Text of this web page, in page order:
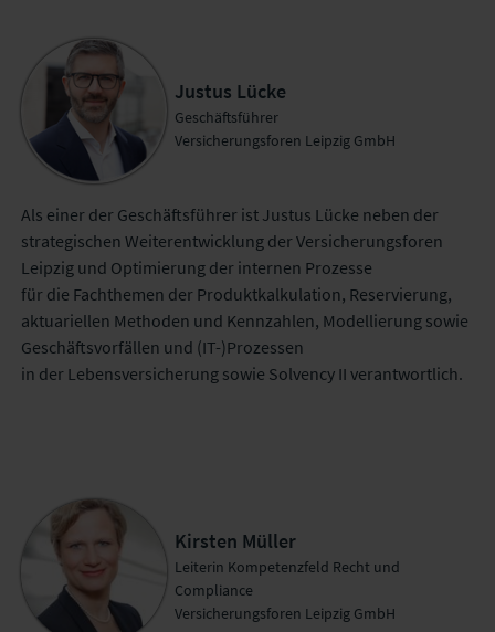
Justus Lücke
Geschäftsführer
Versicherungsforen Leipzig GmbH
Als einer der Geschäftsführer ist Justus Lücke neben der
strategischen Weiterentwicklung der Versicherungsforen
Leipzig und Optimierung der internen Prozesse
für die Fachthemen der Produktkalkulation, Reservierung,
aktuariellen Methoden und Kennzahlen, Modellierung sowie
Geschäftsvorfällen und (IT-)Prozessen
in der Lebensversicherung sowie Solvency II verantwortlich.
Kirsten Müller
Leiterin Kompetenzfeld Recht und
Compliance
Versicherungsforen Leipzig GmbH